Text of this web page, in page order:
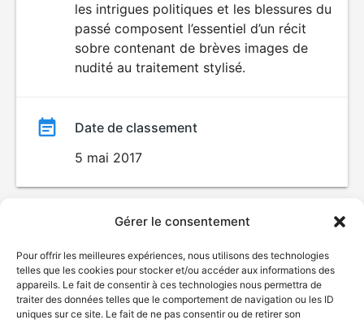
Gérer le consentement
Pour offrir les meilleures expériences, nous utilisons des technologies
telles que les cookies pour stocker et/ou accéder aux informations des
appareils. Le fait de consentir à ces technologies nous permettra de
traiter des données telles que le comportement de navigation ou les ID
uniques sur ce site. Le fait de ne pas consentir ou de retirer son
les intrigues politiques et les blessures du
passé composent l’essentiel d’un récit
sobre contenant de brèves images de
nudité au traitement stylisé.
Date de classement
5 mai 2017